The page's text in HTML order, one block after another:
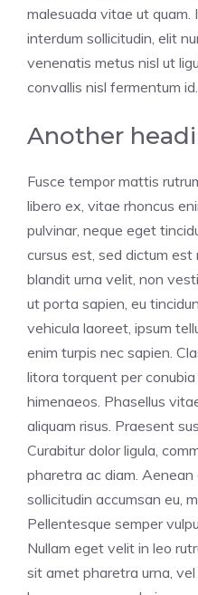
malesuada vitae ut quam.
interdum sollicitudin, elit
venenatis metus nisl ut
convallis nisl fermentum id.
Another
Fusce tempor mattis
libero ex, vitae rhoncus
pulvinar, neque eget
cursus est, sed dictum
blandit urna velit, non
ut porta sapien, eu
vehicula laoreet, ipsum
enim turpis nec sapien.
litora torquent per
himenaeos. Phasellus
aliquam risus. Praesent
Curabitur dolor ligula,
pharetra ac diam.
sollicitudin accumsan eu,
Pellentesque semper
Nullam eget velit in leo
sit amet pharetra urna,